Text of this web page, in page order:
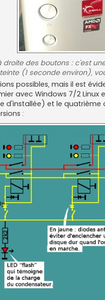
droite des boutons : c'est
(1 seconde environ),
possibles, mais il est
avec Windows 7/2 Linux
d'installée) et le quatrième
: